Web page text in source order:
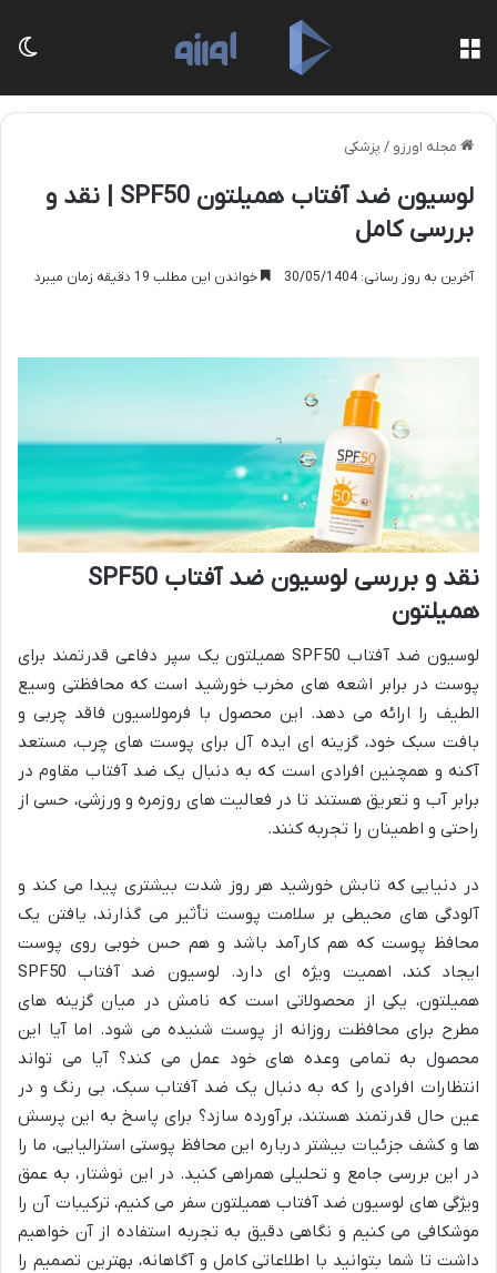
مجله اورزو / پزشکی
لوسیون ضد آفتاب همیلتون SPF50 | نقد و
بررسی کامل
آخرین به روز رسانی: 30/05/1404 خواندن این مطلب 19 دقیقه زمان میبرد
نقد و بررسی لوسیون ضد آفتاب SPF50
همیلتون
لوسیون ضد آفتاب SPF50 همیلتون یک سپر دفاعی قدرتمند برای
پوست در برابر اشعه های مخرب خورشید است که محافظتی وسیع
الطیف را ارائه می دهد. این محصول با فرمولاسیون فاقد چربی و
بافت سبک خود، گزینه ای ایده آل برای پوست های چرب، مستعد
آکنه و همچنین افرادی است که به دنبال یک ضد آفتاب مقاوم در
برابر آب و تعریق هستند تا در فعالیت های روزمره و ورزشی، حسی از
راحتی و اطمینان را تجربه کنند.
در دنیایی که تابش خورشید هر روز شدت بیشتری پیدا می کند و
آلودگی های محیطی بر سلامت پوست تأثیر می گذارند، یافتن یک
محافظ پوست که هم کارآمد باشد و هم حس خوبی روی پوست
ایجاد کند، اهمیت ویژه ای دارد. لوسیون ضد آفتاب SPF50
همیلتون، یکی از محصولاتی است که نامش در میان گزینه های
مطرح برای محافظت روزانه از پوست شنیده می شود. اما آیا این
محصول به تمامی وعده های خود عمل می کند؟ آیا می تواند
انتظارات افرادی را که به دنبال یک ضد آفتاب سبک، بی رنگ و در
عین حال قدرتمند هستند، برآورده سازد؟ برای پاسخ به این پرسش
ها و کشف جزئیات بیشتر درباره این محافظ پوستی استرالیایی، ما را
در این بررسی جامع و تحلیلی همراهی کنید. در این نوشتار، به عمق
ویژگی های لوسیون ضد آفتاب همیلتون سفر می کنیم، ترکیبات آن را
موشکافی می کنیم و نگاهی دقیق به تجربه استفاده از آن خواهیم
داشت تا شما بتوانید با اطلاعاتی کامل و آگاهانه، بهترین تصمیم را